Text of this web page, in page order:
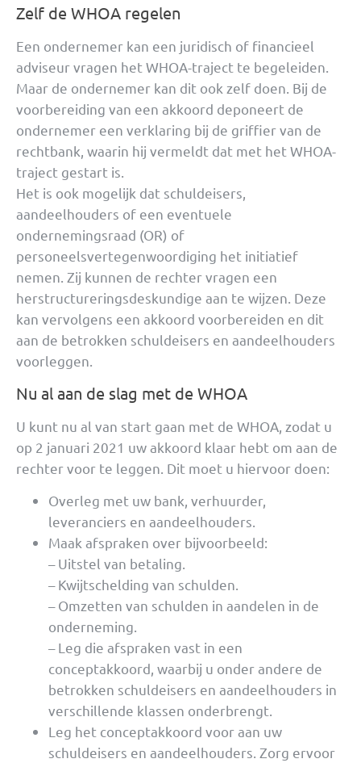
Zelf de WHOA regelen
Een ondernemer kan een juridisch of financieel
adviseur vragen het WHOA-traject te begeleiden.
Maar de ondernemer kan dit ook zelf doen. Bij de
voorbereiding van een akkoord deponeert de
ondernemer een verklaring bij de griffier van de
rechtbank, waarin hij vermeldt dat met het WHOA-
traject gestart is.
Het is ook mogelijk dat schuldeisers,
aandeelhouders of een eventuele
ondernemingsraad (OR) of
personeelsvertegenwoordiging het initiatief
nemen. Zij kunnen de rechter vragen een
herstructureringsdeskundige aan te wijzen. Deze
kan vervolgens een akkoord voorbereiden en dit
aan de betrokken schuldeisers en aandeelhouders
voorleggen.
Nu al aan de slag met de WHOA
U kunt nu al van start gaan met de WHOA, zodat u
op 2 januari 2021 uw akkoord klaar hebt om aan de
rechter voor te leggen. Dit moet u hiervoor doen:
Overleg met uw bank, verhuurder,
leveranciers en aandeelhouders.
Maak afspraken over bijvoorbeeld:
– Uitstel van betaling.
– Kwijtschelding van schulden.
– Omzetten van schulden in aandelen in de
onderneming.
– Leg die afspraken vast in een
conceptakkoord, waarbij u onder andere de
betrokken schuldeisers en aandeelhouders in
verschillende klassen onderbrengt.
Leg het conceptakkoord voor aan uw
schuldeisers en aandeelhouders. Zorg ervoor